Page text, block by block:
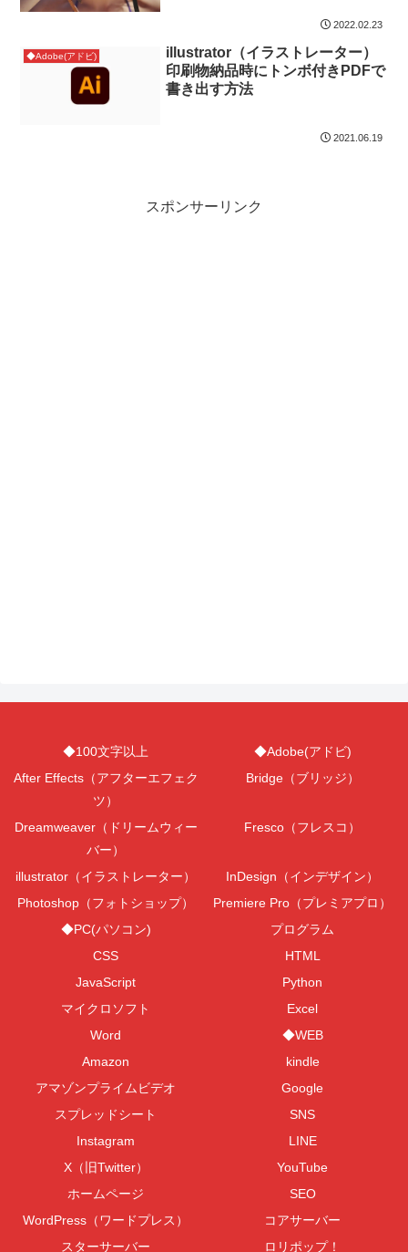
2022.02.23
◆Adobe(アドビ)
illustrator（イラストレーター）
印刷物納品時にトンボ付きPDFで
書き出す方法
2021.06.19
スポンサーリンク
◆100文字以上
◆Adobe(アドビ)
After Effects（アフターエフェク
ツ）
Bridge（ブリッジ）
Dreamweaver（ドリームウィー
バー）
Fresco（フレスコ）
illustrator（イラストレーター）
InDesign（インデザイン）
Photoshop（フォトショップ）
Premiere Pro（プレミアプロ）
◆PC(パソコン)
プログラム
CSS
HTML
JavaScript
Python
マイクロソフト
Excel
Word
◆WEB
Amazon
kindle
アマゾンプライムビデオ
Google
スプレッドシート
SNS
Instagram
LINE
X（旧Twitter）
YouTube
ホームページ
SEO
WordPress（ワードプレス）
コアサーバー
スターサーバー
ロリポップ！